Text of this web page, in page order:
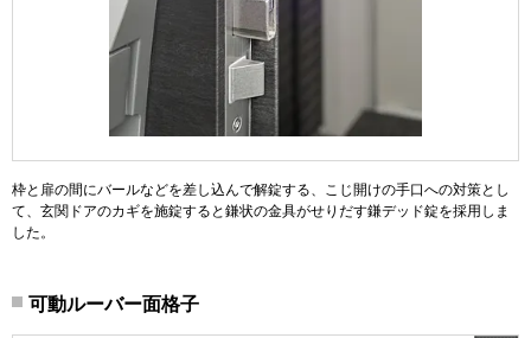
枠と扉の間にバールなどを差し込んで解錠する、こじ開けの手口への対策とし
て、玄関ドアのカギを施錠すると鎌状の金具がせりだす鎌デッド錠を採用しま
した。
可動ルーバー面格子